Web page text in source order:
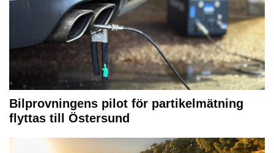
Bilprovningens pilot för partikelmätning
flyttas till Östersund